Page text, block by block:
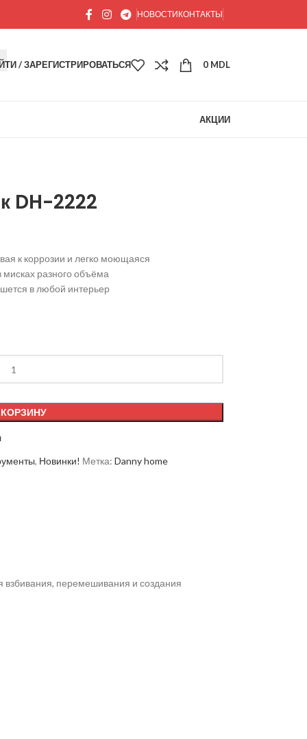
НОВОСТИКОНТАКТЫ
/ ЗАРЕГИСТРИРОВАТЬСЯ 0 MDL
АКЦИИ
DH-2222
к коррозии и легко моющаяся
разного объёма
в любой интерьер
КОРЗИНУ
, Новинки! Метка: Danny home
взбивания, перемешивания и создания